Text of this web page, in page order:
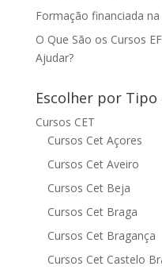
Formação financiada
O Que São os Cursos
Ajudar?
Escolher por
Cursos CET
Cursos Cet Açores
Cursos Cet Aveiro
Cursos Cet Beja
Cursos Cet Braga
Cursos Cet Bragança
Cursos Cet Castelo